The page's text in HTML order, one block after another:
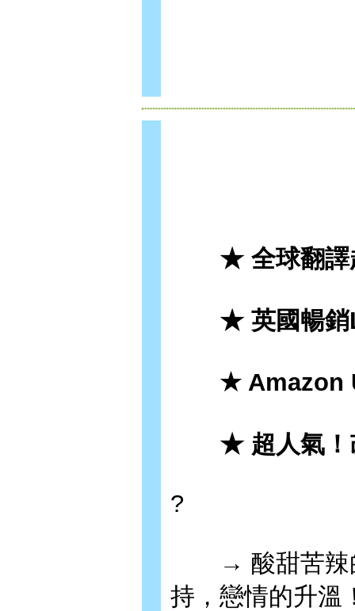
★ 全球翻譯
★ 英國暢銷
★ Amazon
★ 超人氣！改
?
→ 酸甜苦辣的
持，戀情的升溫